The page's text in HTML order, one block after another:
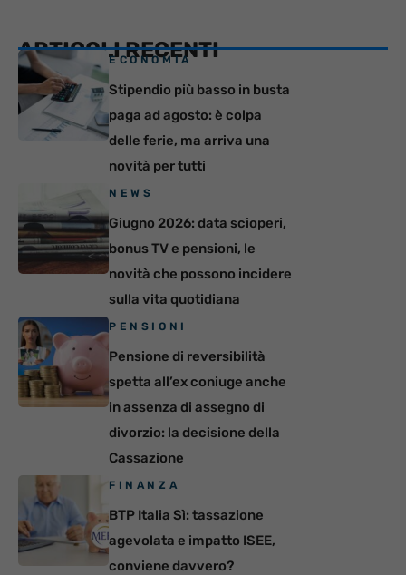
ARTICOLI RECENTI
ECONOMIA
Stipendio più basso in busta
paga ad agosto: è colpa
delle ferie, ma arriva una
novità per tutti
NEWS
Giugno 2026: data scioperi,
bonus TV e pensioni, le
novità che possono incidere
sulla vita quotidiana
PENSIONI
Pensione di reversibilità
spetta all’ex coniuge anche
in assenza di assegno di
divorzio: la decisione della
Cassazione
FINANZA
BTP Italia Sì: tassazione
agevolata e impatto ISEE,
conviene davvero?